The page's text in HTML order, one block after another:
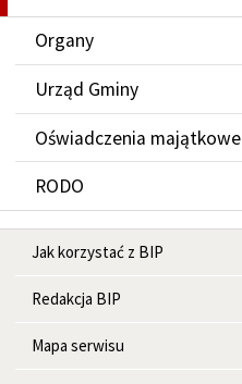
Organy
Urząd Gminy
Oświadczenia majątkowe
RODO
MENU INFORMACYJNE
Jak korzystać z BIP
Redakcja BIP
Mapa serwisu